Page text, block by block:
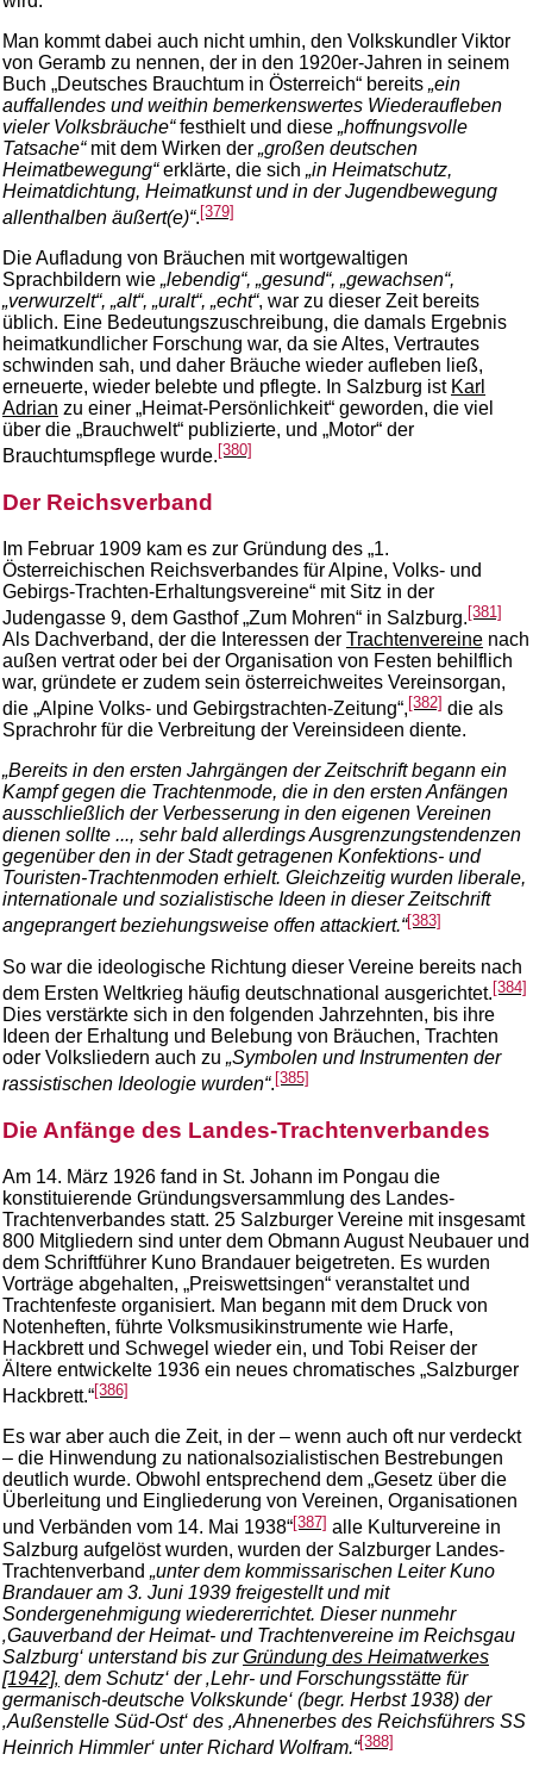
Man kommt dabei auch nicht umhin, den Volkskundler Viktor
von Geramb zu nennen, der in den 1920er-Jahren in seinem
Buch „Deutsches Brauchtum in Österreich“ bereits „ein
auffallendes und weithin bemerkenswertes Wiederaufleben
vieler Volksbräuche“festhielt und diese „hoffnungsvolle
Tatsache“mit dem Wirken der „großen deutschen
Heimatbewegung“erklärte, die sich „in Heimatschutz,
Heimatdichtung, Heimatkunst und in der Jugendbewegung
allenthalben äußert(e)“.[379]
Die Aufladung von Bräuchen mit wortgewaltigen
Sprachbildern wie „lebendig“, „gesund“, „gewachsen“,
„verwurzelt“, „alt“, „uralt“, „echt“, war zu dieser Zeit bereits
üblich. Eine Bedeutungszuschreibung, die damals Ergebnis
heimatkundlicher Forschung war, da sie Altes, Vertrautes
schwinden sah, und daher Bräuche wieder aufleben ließ,
erneuerte, wieder belebte und pflegte. In Salzburg ist Karl
Adrian zu einer „Heimat-Persönlichkeit“ geworden, die viel
über die „Brauchwelt“ publizierte, und „Motor“ der
Brauchtumspflege wurde. [380]
Der Reichsverband
Im Februar 1909 kam es zur Gründung des „1.
Österreichischen Reichsverbandes für Alpine, Volks- und
Gebirgs-Trachten-Erhaltungsvereine“ mit Sitz in der
Judengasse 9, dem Gasthof „Zum Mohren“ in Salzburg. [381]
Als Dachverband, der die Interessen der Trachtenvereine nach
außen vertrat oder bei der Organisation von Festen behilflich
war, gründete er zudem sein österreichweites Vereinsorgan,
die „Alpine Volks- und Gebirgstrachten-Zeitung“, [382] die als
Sprachrohr für die Verbreitung der Vereinsideen diente.
„Bereits in den ersten Jahrgängen der Zeitschrift begann ein
Kampf gegen die Trachtenmode, die in den ersten Anfängen
ausschließlich der Verbesserung in den eigenen Vereinen
dienen sollte ..., sehr bald allerdings Ausgrenzungstendenzen
gegenüber den in der Stadt getragenen Konfektions- und
Touristen-Trachtenmoden erhielt. Gleichzeitig wurden liberale,
internationale und sozialistische Ideen in dieser Zeitschrift
angeprangert beziehungsweise offen attackiert.“[383]
So war die ideologische Richtung dieser Vereine bereits nach
dem Ersten Weltkrieg häufig deutschnational ausgerichtet. [384]
Dies verstärkte sich in den folgenden Jahrzehnten, bis ihre
Ideen der Erhaltung und Belebung von Bräuchen, Trachten
oder Volksliedern auch zu „Symbolen und Instrumenten der
rassistischen Ideologie wurden“. [385]
Die Anfänge des Landes-Trachtenverbandes
Am 14. März 1926 fand in St. Johann im Pongau die
konstituierende Gründungsversammlung des Landes-
Trachtenverbandes statt. 25 Salzburger Vereine mit insgesamt
800 Mitgliedern sind unter dem Obmann August Neubauer und
dem Schriftführer Kuno Brandauer beigetreten. Es wurden
Vorträge abgehalten, „Preiswettsingen“ veranstaltet und
Trachtenfeste organisiert. Man begann mit dem Druck von
Notenheften, führte Volksmusikinstrumente wie Harfe,
Hackbrett und Schwegel wieder ein, und Tobi Reiser der
Ältere entwickelte 1936 ein neues chromatisches „Salzburger
Hackbrett.“[386]
Es war aber auch die Zeit, in der – wenn auch oft nur verdeckt
– die Hinwendung zu nationalsozialistischen Bestrebungen
deutlich wurde. Obwohl entsprechend dem „Gesetz über die
Überleitung und Eingliederung von Vereinen, Organisationen
und Verbänden vom 14. Mai 1938“[387] alle Kulturvereine in
Salzburg aufgelöst wurden, wurden der Salzburger Landes-
Trachtenverband „unter dem kommissarischen Leiter Kuno
Brandauer am 3. Juni 1939 freigestellt und mit
Sondergenehmigung wiedererrichtet. Dieser nunmehr
‚Gauverband der Heimat- und Trachtenvereine im Reichsgau
Salzburg‘ unterstand bis zurGründung des Heimatwerkes
[1942]‚ dem Schutz‘ der ‚Lehr- und Forschungsstätte für
germanisch-deutsche Volkskunde‘ (begr. Herbst 1938) der
‚Außenstelle Süd-Ost‘ des ‚Ahnenerbes des Reichsführers SS
Heinrich Himmler‘ unter Richard Wolfram.“[388]